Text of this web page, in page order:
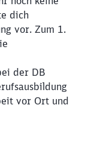
dich
vor. Zum 1.
der DB
vor Ort und